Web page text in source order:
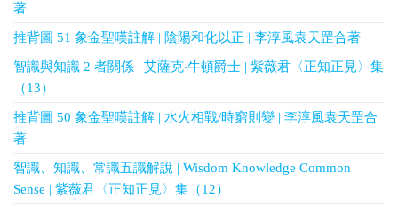
著
推背圖 51 象金聖嘆註解 | 陰陽和化以正 | 李淳風袁天罡合著
智識與知識 2 者關係 | 艾薩克‧牛頓爵士 | 紫薇君〈正知正見〉集
（13）
推背圖 50 象金聖嘆註解 | 水火相戰/時窮則變 | 李淳風袁天罡合
著
智識、知識、常識五識解說 | Wisdom Knowledge Common
Sense | 紫薇君〈正知正見〉集（12）